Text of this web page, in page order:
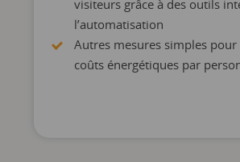
visiteurs grâce à des outils
l’automatisation
Autres mesures simples
coûts énergétiques par